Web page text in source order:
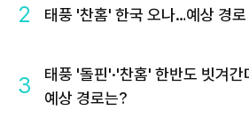
2 태풍 '찬홈' 한국 오나…예상 경로
3
태풍 '돌핀'·'찬홈' 한반도 빗겨
예상 경로는?